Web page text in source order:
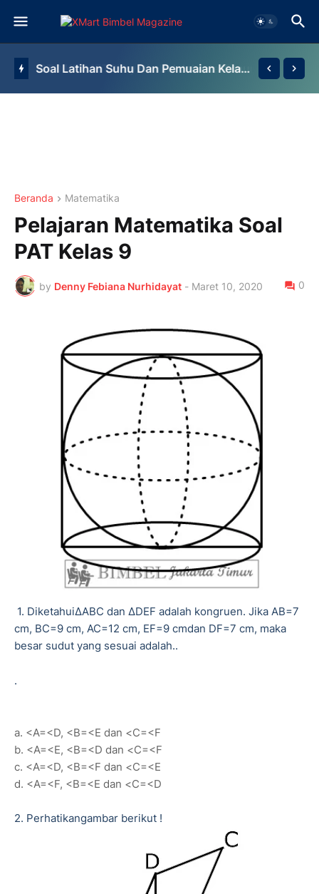
STOIKIOMETRI by Bimbel Jakarta Timur
Beranda Matematika
Pelajaran Matematika Soal
PAT Kelas 9
by Denny Febiana Nurhidayat - Maret 10, 2020 0
1. DiketahuiΔABC dan ΔDEF adalah kongruen. Jika AB=7
cm, BC=9 cm, AC=12 cm, EF=9 cmdan DF=7 cm, maka
besar sudut yang sesuai adalah..
.
a. <A=<D, <B=<E dan <C=<F
b. <A=<E, <B=<D dan <C=<F
c. <A=<D, <B=<F dan <C=<E
d. <A=<F, <B=<E dan <C=<D
2. Perhatikangambar berikut !